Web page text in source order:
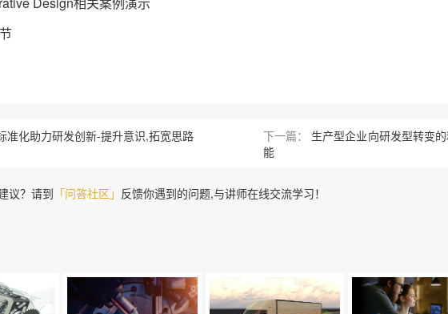
准化助力研发创新-提升意识,拓宽思路 下一篇：
生产型企业向研发型转变
能
议？请到 「问答社区」 反馈你遇到的问题,与讲师在线交流学习！